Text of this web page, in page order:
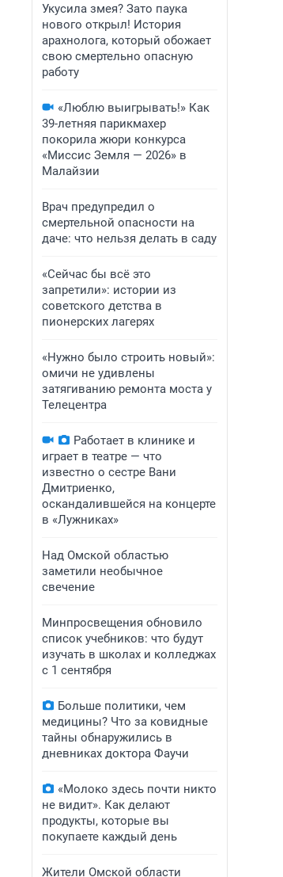
Укусила змея? Зато паука
нового открыл! История
арахнолога, который обожает
свою смертельно опасную
работу
«Люблю выигрывать!» Как
39-летняя парикмахер
покорила жюри конкурса
«Миссис Земля — 2026» в
Малайзии
Врач предупредил о
смертельной опасности на
даче: что нельзя делать в саду
«Сейчас бы всё это
запретили»: истории из
советского детства в
пионерских лагерях
«Нужно было строить новый»:
омичи не удивлены
затягиванию ремонта моста у
Телецентра
Работает в клинике и
играет в театре — что
известно о сестре Вани
Дмитриенко,
оскандалившейся на концерте
в «Лужниках»
Над Омской областью
заметили необычное
свечение
Минпросвещения обновило
список учебников: что будут
изучать в школах и колледжах
с 1 сентября
Больше политики, чем
медицины? Что за ковидные
тайны обнаружились в
дневниках доктора Фаучи
«Молоко здесь почти никто
не видит». Как делают
продукты, которые вы
покупаете каждый день
Жители Омской области